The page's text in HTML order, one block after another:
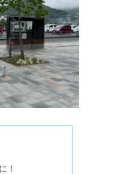
！